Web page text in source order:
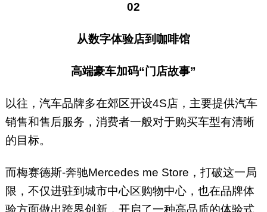
02
从数字体验店到咖啡馆
高端豪车加码“门店故事”
以往，汽车品牌多在郊区开设4S店，主要提供汽车
销售和售后服务，消费者一般对于购买车型有清晰
的目标。
而梅赛德斯-奔驰Mercedes me Store，打破这一局
限，不仅进驻到城市中心区购物中心，也在品牌体